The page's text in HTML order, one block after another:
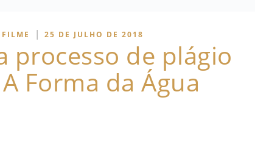
FILME | 25 DE JULHO DE 2018
processo de plágio
Forma da Água